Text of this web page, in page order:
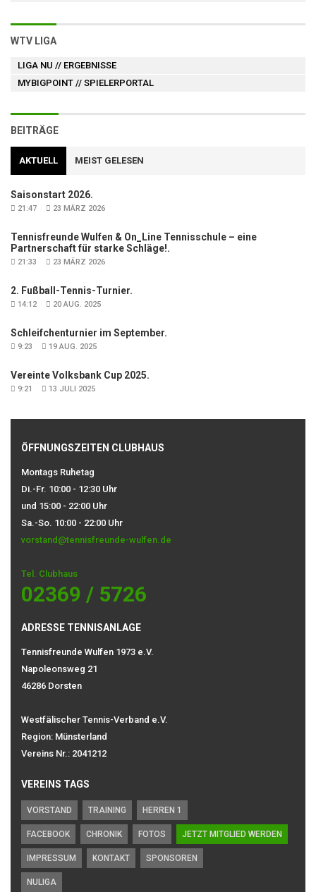
WTV LIGA
LIGA NU // ERGEBNISSE
MYBIGPOINT // SPIELERPORTAL
BEITRÄGE
AKTUELL MEIST GELESEN
Saisonstart 2026.
21:47 23 MÄRZ 2026
Tennisfreunde Wulfen & On_Line Tennisschule – eine
Partnerschaft für starke Schläge!.
21:33 23 MÄRZ 2026
2. Fußball-Tennis-Turnier.
14:12 20 AUG. 2025
Schleifchenturnier im September.
9:23 19 AUG. 2025
Vereinte Volksbank Cup 2025.
9:21 13 JULI 2025
ÖFFNUNGSZEITEN CLUBHAUS
Montags Ruhetag
Di.-Fr. 10:00 - 12:30 Uhr
und 15:00 - 22:00 Uhr
Sa.-So. 10:00 - 22:00 Uhr
vorstand@tennisfreunde-wulfen.de
Tel. Clubhaus
02369 / 5726
ADRESSE TENNISANLAGE
Tennisfreunde Wulfen 1973 e.V.
Napoleonsweg 21
46286 Dorsten
Westfälischer Tennis-Verband e.V.
Region: Münsterland
Vereins Nr.: 2041212
VEREINS TAGS
VORSTAND TRAINING HERREN 1
FACEBOOK CHRONIK FOTOS JETZT MITGLIED WERDEN
IMPRESSUM KONTAKT SPONSOREN
NULIGA